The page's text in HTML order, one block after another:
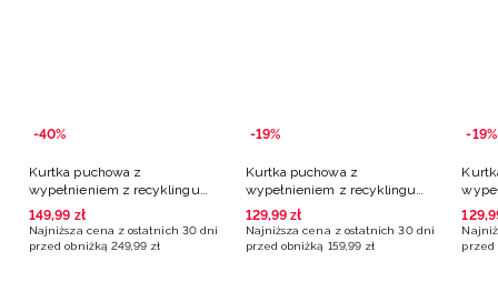
-40%
Kurtka puchowa z
wypełnieniem z recyklingu
damska - turkusowa
149,99 zł
Najniższa cena z ostatnich 30 dni
przed obniżką 249,99 zł
-19%
Kurtka puchowa z
wypełnieniem z recyklingu
damska - fioletowa
129,99 zł
Najniższa cena z ostatnich 30 dni
przed obniżką 159,99 zł
-19%
129,
przed